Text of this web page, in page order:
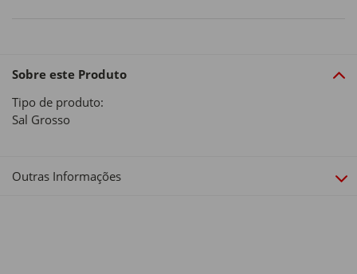
Sobre este Produto
Tipo de produto:
Sal Grosso
Outras Informações